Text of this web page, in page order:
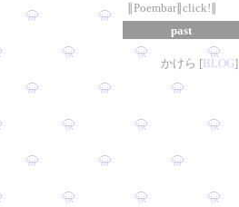
∥Poembar∥click!∥
past
かけら [BLOG